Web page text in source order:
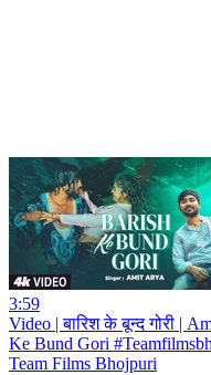
3:59
Video | बारिश के बून्द गोरी |
Ke Bund Gori
Team Films Bhojpuri